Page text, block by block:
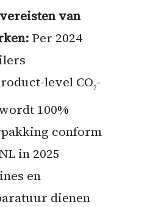
van
Per 2024
level CO2-
100%
conform
in 2025
en
dienen